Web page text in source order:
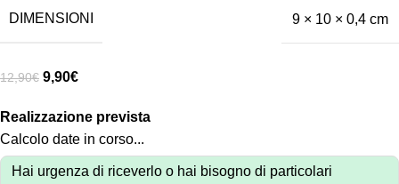
DIMENSIONI 9 × 10 × 0,4 cm
12,90€ 9,90€
Realizzazione prevista
Calcolo date in corso...
Hai urgenza di riceverlo o hai bisogno di particolari